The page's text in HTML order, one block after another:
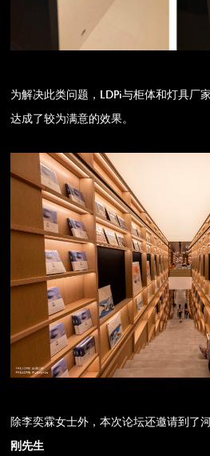
为解决此类问题，LDPi与柜体和灯具厂
达成了较为满意的效果。
除李奕霖女士外，本次论坛还邀请到了
刚先生